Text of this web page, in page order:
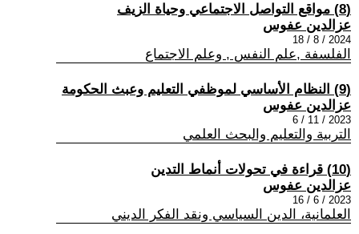
(8) مواقع التواصل الاجتماعي وحياة الزيف
عزالدين عفوس
2024 / 8 / 18
الفلسفة ,علم النفس , وعلم الاجتماع
(9) النظام الأساسي لموظفي التعليم وعبث الحكومة
عزالدين عفوس
2023 / 11 / 6
التربية والتعليم والبحث العلمي
(10) قراءة في تحولات أنماط التدين
عزالدين عفوس
2023 / 6 / 16
العلمانية، الدين السياسي ونقد الفكر الديني